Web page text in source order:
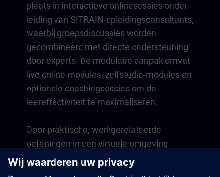
plaats in interactieve onlinesessies onder
leiding van SITRAIN-opleidingsconsultants,
waarbij groepsdiscussies worden
gecombineerd met directe ondersteuning
door experts. De modulaire aanpak omvat
live online modules, zelfstudie-modules en
optionele coachingsessies om de
leereffectiviteit te maximaliseren.
Door praktische, werkgerelateerde
oefeningen in een virtuele omgeving
ontwikkel je vaardigheden die direct
toepasbaar zijn in je dagelijkse